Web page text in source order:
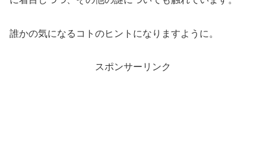
誰かの気になるコトのヒントになりますように。
スポンサーリンク